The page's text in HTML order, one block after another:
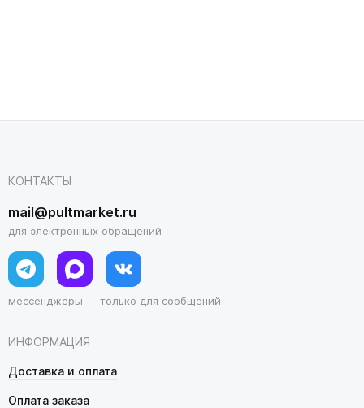
ИНФОРМАЦИЯ
Доставка и оплата
Оплата заказа
КОНТАКТЫ
mail@pultmarket.ru
для электронных обращений
мессенджеры — только для сообщений